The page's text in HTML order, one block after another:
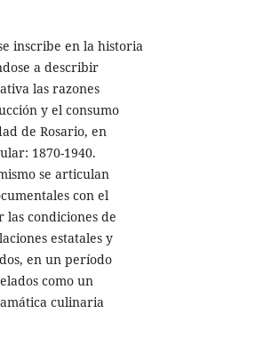
inscribe en la historia
a describir
las razones
y el consumo
de Rosario, en
1870-1940.
se articulan
con el
condiciones de
estatales y
en un período
como un
culinaria